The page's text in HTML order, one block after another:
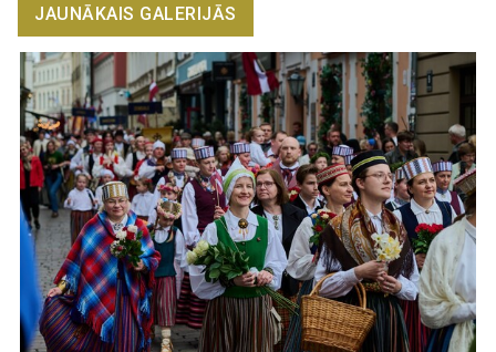
JAUNĀKAIS GALERIJĀS